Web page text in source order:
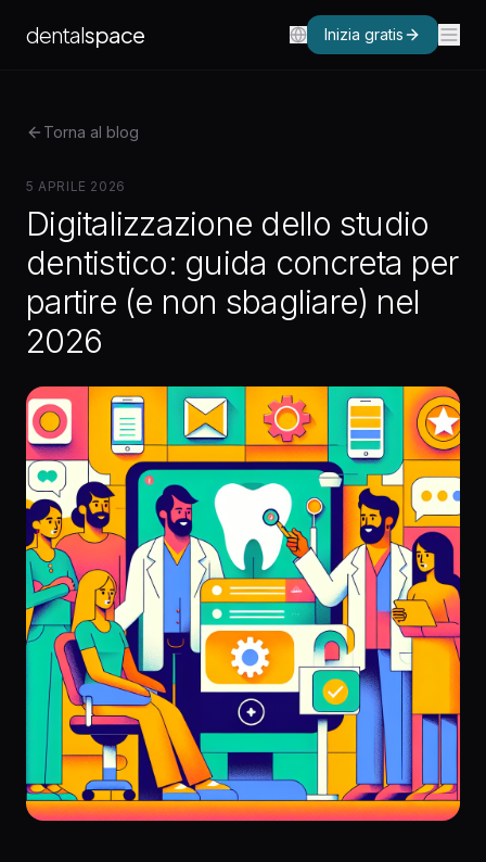
dentalspace Inizia gratis
Torna al blog
5 APRILE 2026
Digitalizzazione dello studio
dentistico: guida concreta per
partire (e non sbagliare) nel
2026